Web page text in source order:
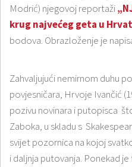
Modrić) njegovoj reportaži
krug najvećeg geta u
bodova. Obrazloženje je
Zahvaljujući nemirnom duhu
povjesničara, Hrvoje Ivančić
pozivu novinara i putopisca
Zaboka, u skladu s
svijet pozornica na kojoj
i daljnja putovanja. Ponekad